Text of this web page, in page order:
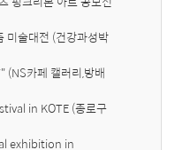
술대전 (건강과성박
(NS카페 캘러리,방배
in KOTE (종로구
exhibition in